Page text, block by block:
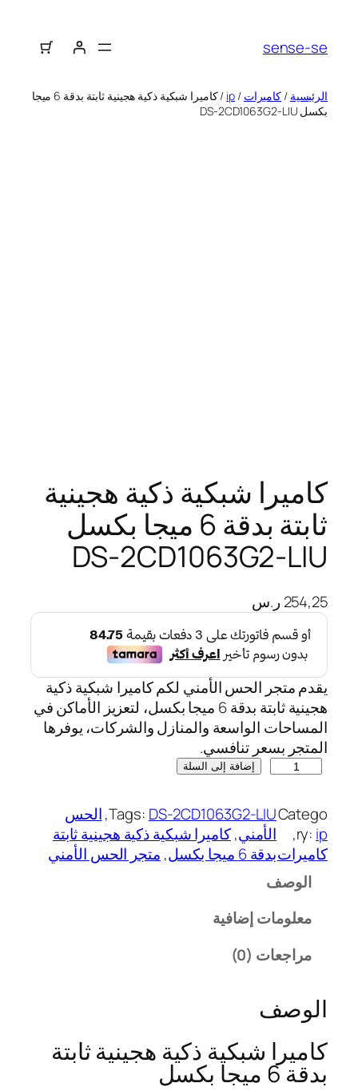
sense-se
الرئيسية / كاميرات /
ip
/ كاميرا شبكية ذكية هجينية ثابتة بدقة 6 ميجا
بكسل DS-2CD1063G2-LIU
كاميرا شبكية ذكية هجينية
ثابتة بدقة 6 ميجا بكسل
DS-2CD1063G2-LIU
254,25 ر.س
يقدم متجر الحس الأمني لكم كاميرا شبكية ذكية
هجينية ثابتة بدقة 6 ميجا بكسل، لتعزيز الأماكن في
المساحات الواسعة والمنازل والشركات، يوفرها
المتجر بسعر تنافسي.
إضافة إلى السلة
Catego
ry: ip
,
كاميرات
Tags: DS-2CD1063G2-LIU
, الحس
الأمني, كاميرا شبكية ذكية هجينية ثابتة
بدقة 6 ميجا بكسل
, متجر الحس الأمني
الوصف
معلومات إضافية
مراجعات (0)
الوصف
كاميرا شبكية ذكية هجينية ثابتة
بدقة 6 ميجا بكسل